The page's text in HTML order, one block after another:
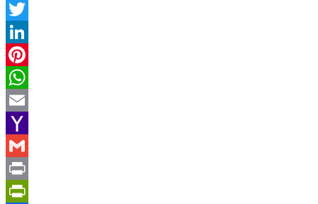
Facebook
Twitter
LinkedIn
Pinterest
WhatsApp
Email
Yahoo
Mail
Gmail
Print